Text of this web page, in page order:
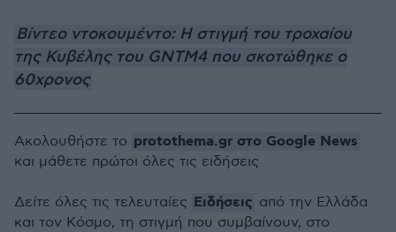
Βίντεο ντοκουμέντο: Η στιγμή του τροχαίου
της Κυβέλης του GNTM4 που σκοτώθηκε ο
60χρονος
Ακολουθήστε το protothema.gr στο Google News
και μάθετε πρώτοι όλες τις ειδήσεις
Δείτε όλες τις τελευταίες Ειδήσεις από την Ελλάδα
και τον Κόσμο, τη στιγμή που συμβαίνουν, στο